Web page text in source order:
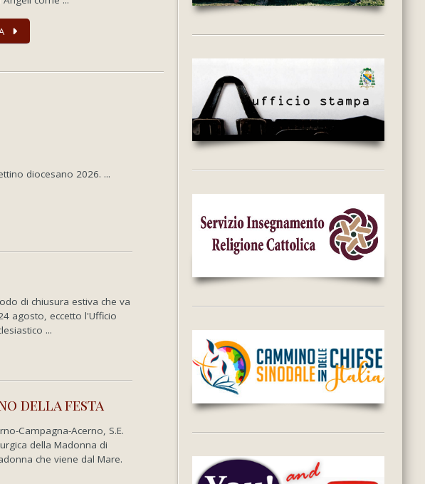
diocesano 2026. ...
di chiusura estiva che va
agosto, eccetto l'Ufficio
...
della festa
Campagna-Acerno, S.E.
della Madonna di
che viene dal Mare.